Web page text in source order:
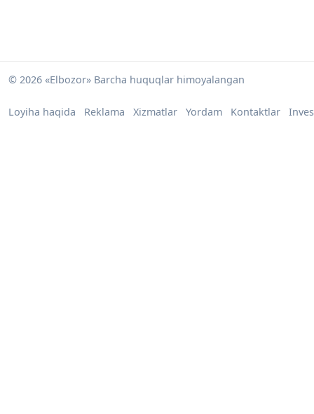
© 2026 «Elbozor» Barcha huquqlar himoyalangan
Loyiha haqida Reklama Xizmatlar Yordam Kontaktlar